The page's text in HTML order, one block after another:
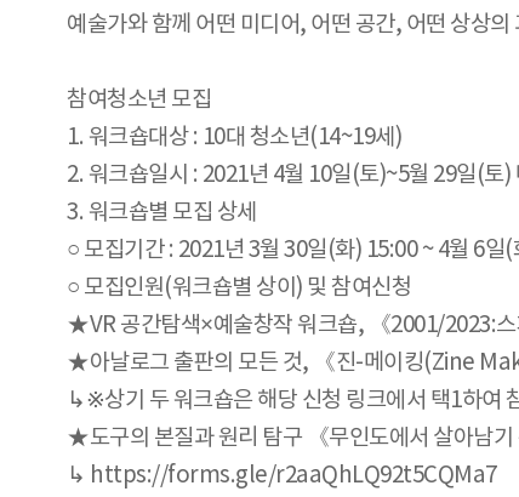
예술가와 함께 어떤 미디어, 어떤 공간, 어떤 상상
참여청소년 모집
1. 워크숍대상 : 10대 청소년(14~19세)
2. 워크숍일시 : 2021년 4월 10일(토)~5월 29일(토
3. 워크숍별 모집 상세
○ 모집기간 : 2021년 3월 30일(화) 15:00 ~ 4월 6일
○ 모집인원(워크숍별 상이) 및 참여신청
★VR 공간탐색×예술창작 워크숍, 《2001/2023:스
★아날로그 출판의 모든 것, 《진-메이킹(Zine
↳※상기 두 워크숍은 해당 신청 링크에서 택1하
★도구의 본질과 원리 탐구 《무인도에서 살아남기
↳ https://forms.gle/r2aaQhLQ92t5CQMa7